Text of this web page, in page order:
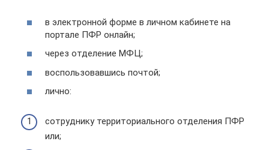
в электронной форме в личном кабинете на
портале ПФР онлайн;
через отделение МФЦ;
воспользовавшись почтой;
лично:
сотруднику территориального отделения ПФР
или;